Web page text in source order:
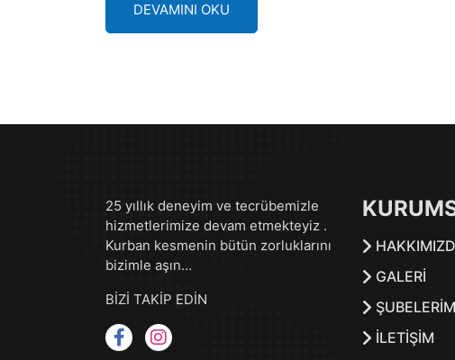
DEVAMINI OKU
25 yıllık deneyim ve tecrübemizle
hizmetlerimize devam etmekteyiz .
Kurban kesmenin bütün zorluklarını
bizimle aşın…
BİZİ TAKİP EDİN
GALERİ
İLETİŞİM